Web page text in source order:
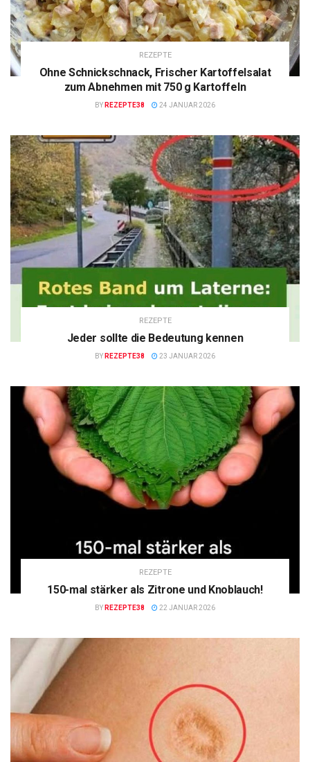
REZEPTE
Ohne Schnickschnack, Frischer Kartoffelsalat
zum Abnehmen mit 750 g Kartoffeln
BY REZEPTE38 24 JANUAR 2026
REZEPTE
Jeder sollte die Bedeutung kennen
BY REZEPTE38 23 JANUAR 2026
REZEPTE
150-mal stärker als Zitrone und Knoblauch!
BY REZEPTE38 22 JANUAR 2026